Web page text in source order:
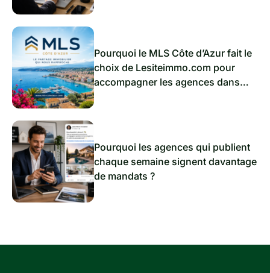
Pourquoi le MLS Côte d’Azur fait le
choix de Lesiteimmo.com pour
accompagner les agences dans
Pourquoi les agences qui publient
chaque semaine signent davantage
de mandats ?